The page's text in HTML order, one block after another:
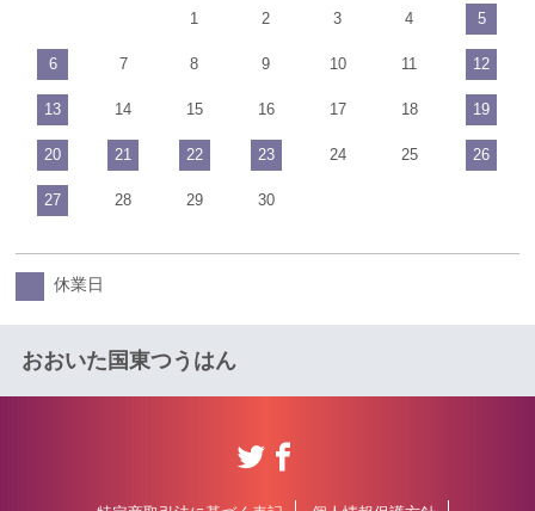
1 2 3 4 5
6 7 8 9 10 11 12
13 14 15 16 17 18 19
20 21 22 23 24 25 26
27 28 29 30
休業日
おおいた国東つうはん